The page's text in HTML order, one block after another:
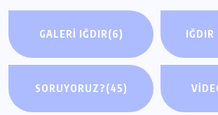
GALERI IĞDIR(6) IĞDIR
SORUYORUZ?(45)